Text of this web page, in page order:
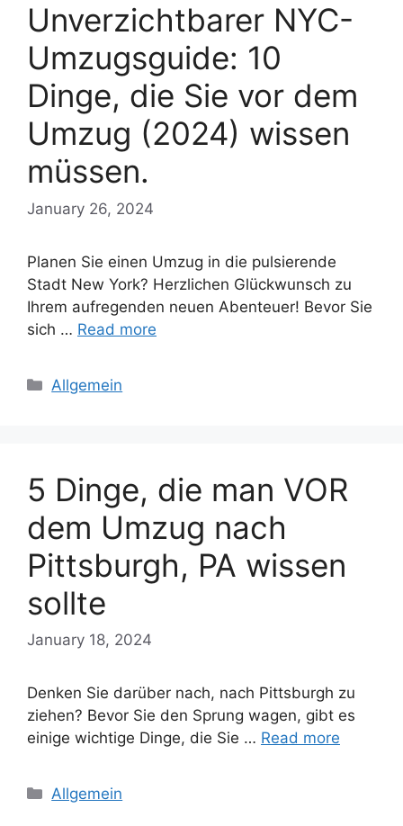
Unverzichtbarer NYC-
Umzugsguide: 10
Dinge, die Sie vor dem
Umzug (2024) wissen
müssen.
January 26, 2024
Planen Sie einen Umzug in die pulsierende
Stadt New York? Herzlichen Glückwunsch zu
Ihrem aufregenden neuen Abenteuer! Bevor Sie
sich … Read more
Categories
Allgemein
5 Dinge, die man VOR
dem Umzug nach
Pittsburgh, PA wissen
sollte
January 18, 2024
Denken Sie darüber nach, nach Pittsburgh zu
ziehen? Bevor Sie den Sprung wagen, gibt es
einige wichtige Dinge, die Sie … Read more
Categories
Allgemein